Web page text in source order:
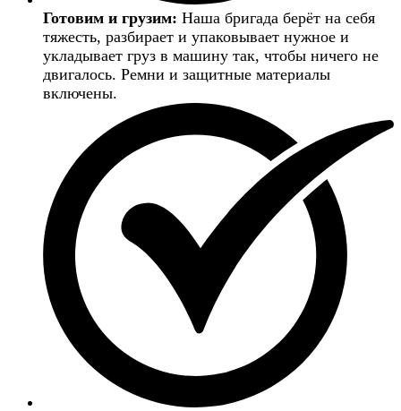
Готовим и грузим: Наша бригада берёт на себя
тяжесть, разбирает и упаковывает нужное и
укладывает груз в машину так, чтобы ничего не
двигалось. Ремни и защитные материалы
включены.